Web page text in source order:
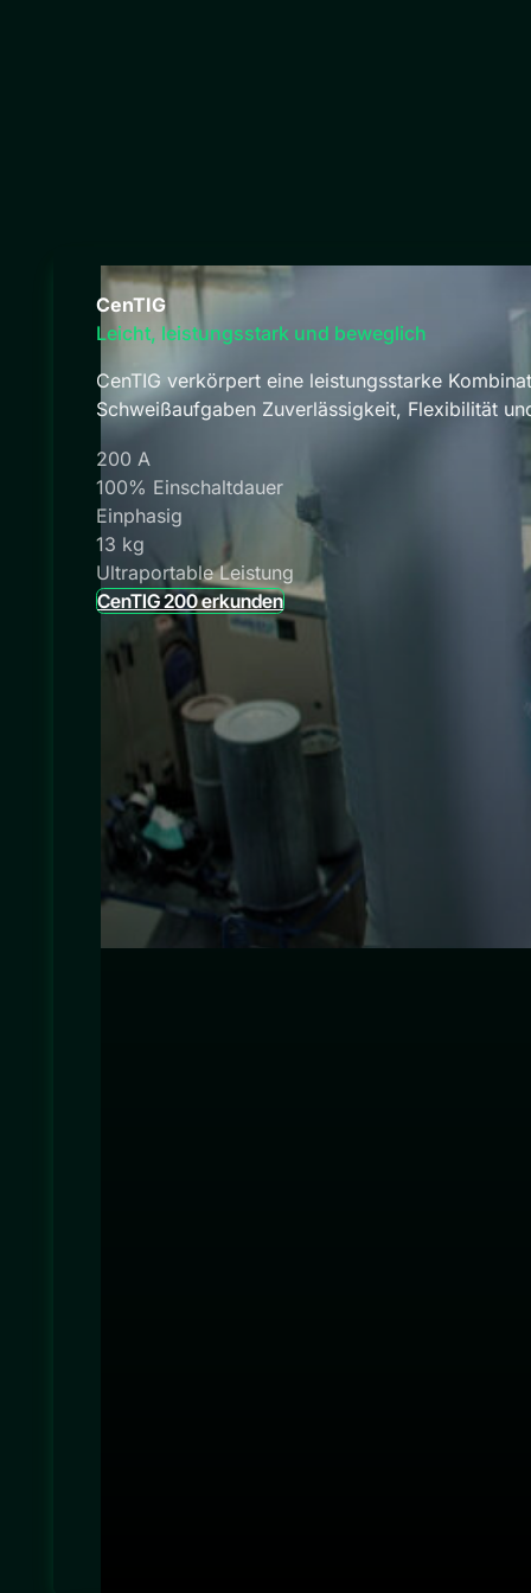
CenTIG
Leicht, leistungsstark und beweglich
CenTIG verkörpert eine leistungsstarke
Schweißaufgaben Zuverlässigkeit, Flexibilität
200 A
100% Einschaltdauer
Einphasig
13 kg
Ultraportable Leistung
CenTIG 200 erkunden